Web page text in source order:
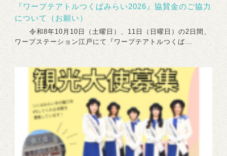
『ワープテアトルつくばみらい2026』協賛金のご協力
について（お願い）
令和8年10月10日（土曜日）、11日（日曜日）の2日間、
ワープステーション江戸にて『ワープテアトルつくば...